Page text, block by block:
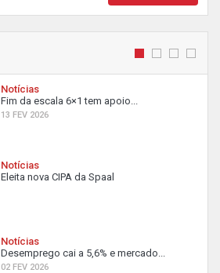
Notícias
Fim da escala 6×1 tem apoio...
13 FEV 2026
Notícias
Eleita nova CIPA da Spaal
Notícias
Desemprego cai a 5,6% e mercado...
02 FEV 2026